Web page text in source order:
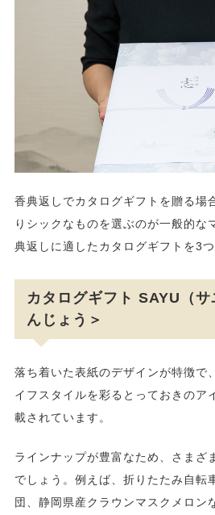
香典返しでカタログギフトを贈る場
りシックなものを選ぶのが一般的な
典返しに適したカタログギフトを3つ
カタログギフト SAYU（
んじょう＞
落ち着いた表紙のデザインが特徴で
イフスタイルを彩るとっておきのア
載されています。
ラインナップが豊富なため、さまざ
でしょう。例えば、折りたたみ自転
団、静岡県産クラウンマスクメロン